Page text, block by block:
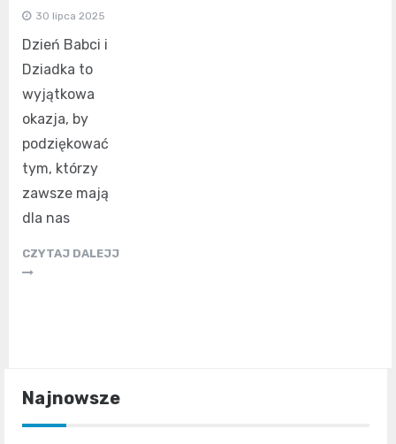
30 lipca 2025
Dzień Babci i
Dziadka to
wyjątkowa
okazja, by
podziękować
tym, którzy
zawsze mają
dla nas
CZYTAJ DALEJJ
Najnowsze